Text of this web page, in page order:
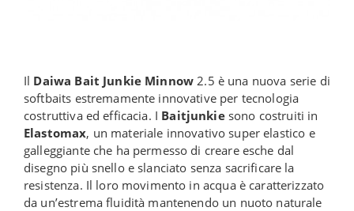
Il Daiwa Bait Junkie Minnow 2.5 è una nuova serie di
softbaits estremamente innovative per tecnologia
costruttiva ed efficacia. I Baitjunkiesono costruiti in
Elastomax, un materiale innovativo super elastico e
galleggiante che ha permesso di creare esche dal
disegno più snello e slanciato senza sacrificare la
resistenza. Il loro movimento in acqua è caratterizzato
da un’estrema fluidità mantenendo un nuoto naturale